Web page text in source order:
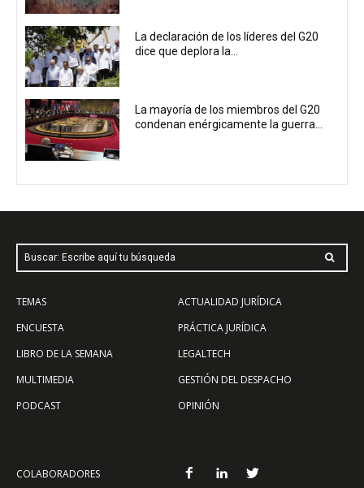
La declaración de los líderes del G20
dice que deplora la...
La mayoría de los miembros del G20
condenan enérgicamente la guerra...
Buscar: Escribe aquí tu búsqueda
TEMAS
ENCUESTA
LIBRO DE LA SEMANA
MULTIMEDIA
PODCAST
ACTUALIDAD JURÍDICA
PRÁCTICA JURÍDICA
LEGALTECH
GESTIÓN DEL DESPACHO
OPINIÓN
COLABORADORES